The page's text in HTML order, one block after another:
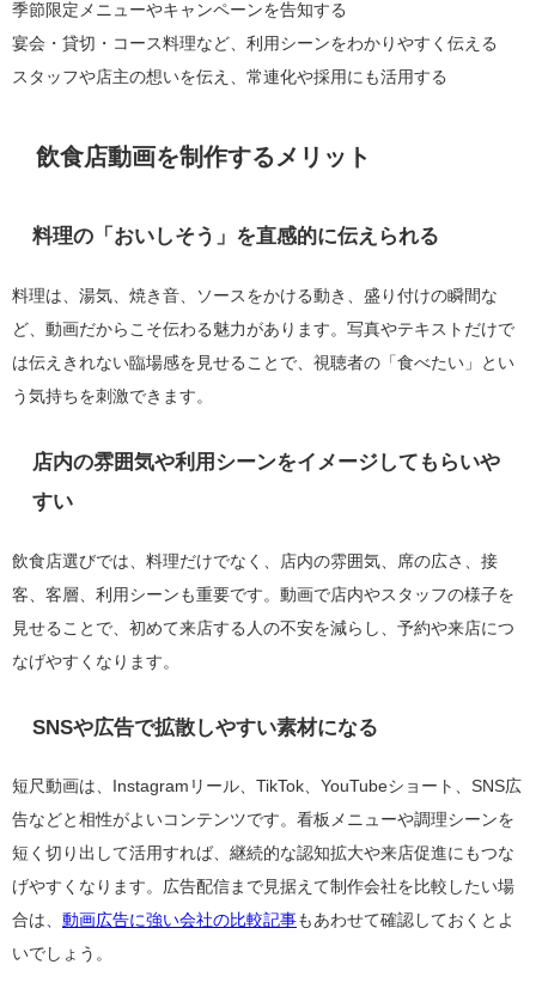
季節限定メニューやキャンペーンを告知する
宴会・貸切・コース料理など、利用シーンをわかりやすく伝える
スタッフや店主の想いを伝え、常連化や採用にも活用する
飲食店動画を制作するメリット
料理の「おいしそう」を直感的に伝えられる
料理は、湯気、焼き音、ソースをかける動き、盛り付けの瞬間な
ど、動画だからこそ伝わる魅力があります。写真やテキストだけで
は伝えきれない臨場感を見せることで、視聴者の「食べたい」とい
う気持ちを刺激できます。
店内の雰囲気や利用シーンをイメージしてもらいや
すい
飲食店選びでは、料理だけでなく、店内の雰囲気、席の広さ、接
客、客層、利用シーンも重要です。動画で店内やスタッフの様子を
見せることで、初めて来店する人の不安を減らし、予約や来店につ
なげやすくなります。
SNSや広告で拡散しやすい素材になる
短尺動画は、Instagramリール、TikTok、YouTubeショート、SNS広
告などと相性がよいコンテンツです。看板メニューや調理シーンを
短く切り出して活用すれば、継続的な認知拡大や来店促進にもつな
げやすくなります。広告配信まで見据えて制作会社を比較したい場
合は、 動画広告に強い会社の比較記事もあわせて確認しておくとよ
いでしょう。